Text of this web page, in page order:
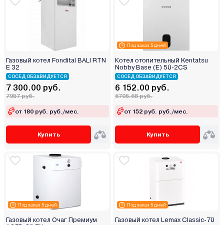
Газовый котел Fondital BALI RTN
E 32
СОСЕД ОБЗАВИДУЕТСЯ
7 300.00 руб.
7957 руб.
от 180 руб. руб./мес.
Купить
Под заказ 5 дней
Котел отопительный Kentatsu
Nobby Base (E) 50‑2CS
СОСЕД ОБЗАВИДУЕТСЯ
6 152.00 руб.
6705.68 руб.
от 152 руб. руб./мес.
Купить
Под заказ 5 дней
Газовый котел Очаг Премиум
Под заказ 5 дней
Газовый котел Lemax Classic-70